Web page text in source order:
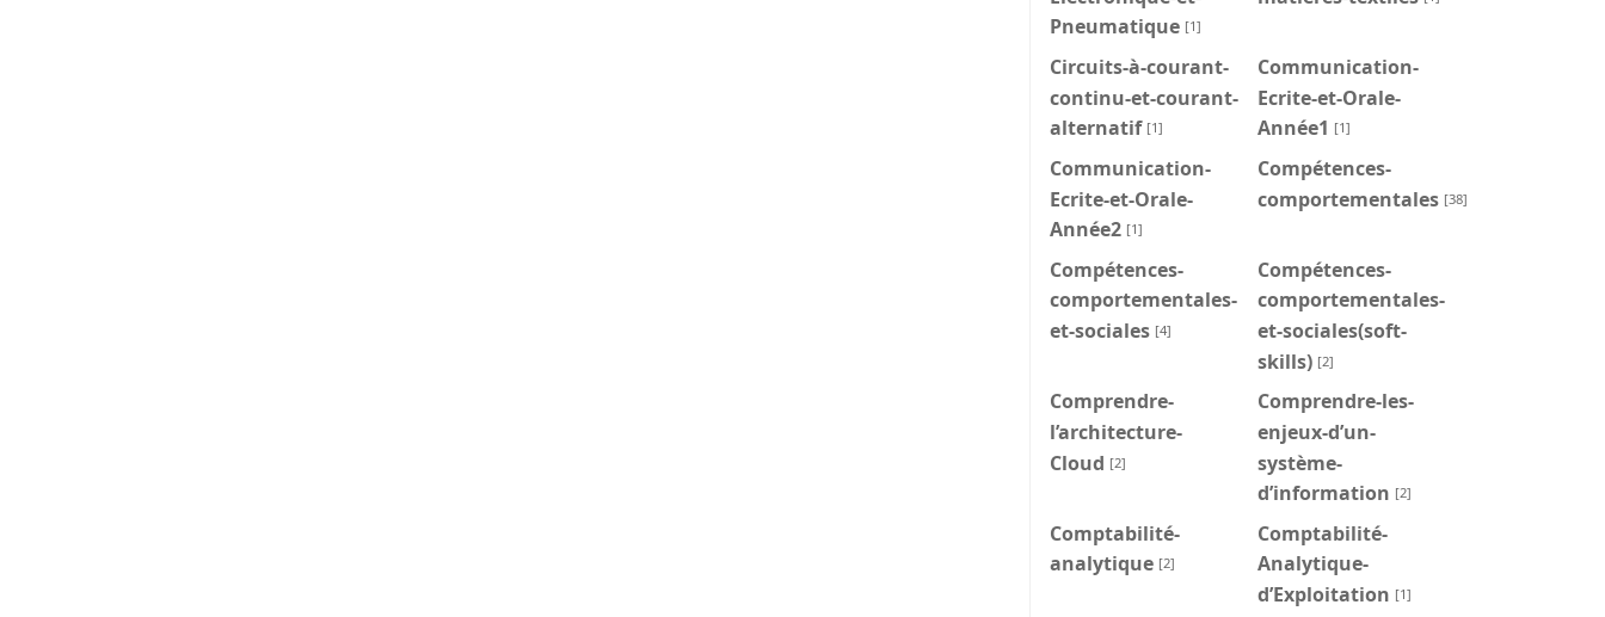
Pneumatique [1]
Circuits-à-courant-
continu-et-courant-
alternatif [1]
Communication-
Ecrite-et-Orale-
Année1 [1]
Communication-
Ecrite-et-Orale-
Année2 [1]
Compétences-
comportementales [38]
Compétences-
comportementales-
et-sociales [4]
Compétences-
comportementales-
et-sociales(soft-
skills) [2]
Comprendre-
l’architecture-
Cloud [2]
Comprendre-les-
enjeux-d’un-
système-
d’information [2]
Comptabilité-
analytique [2]
Comptabilité-
Analytique-
d’Exploitation [1]